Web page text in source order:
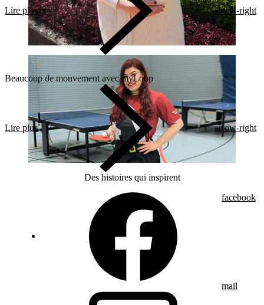
Lire plus arrow-right
Beaucoup de mouvement avec myLoop
Lire plus arrow-right
Des histoires qui inspirent
facebook
mail